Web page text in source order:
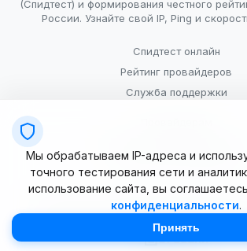
(Спидтест) и формирования честного
России. Узнайте свой IP, Ping и
Спидтест онлайн
Рейтинг провайдеров
Служба поддержки
Условия использования
© 2025–2026 OpenSpeedTest (ИП Долматова
Мы обрабатываем IP-адреса и
точного тестирования сети и
использование сайта, вы
конфиденциальности.
Принять